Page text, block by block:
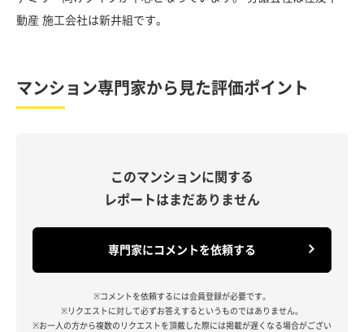
動産 施工会社は新井組です。
マンション専門家から見た評価ポイント
このマンションに関する
レポートはまだありません
専門家にコメントを依頼する
※コメントを依頼するには会員登録が必要です。
※リクエストに対して必ずお答えするというものではありません。
※お一人の方から複数のリクエストを頂戴した際には掲載が遅くなる場合がござい